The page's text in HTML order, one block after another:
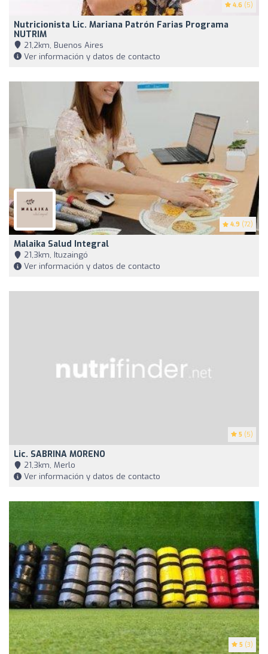
4.6 (5)
Nutricionista Lic. Mariana Patrón Farias Programa
NUTRIM
21,2km, Buenos Aires
Ver información y datos de contacto
4.9 (72)
Malaika Salud Integral
21,3km, Ituzaingó
Ver información y datos de contacto
5 (5)
Lic. SABRINA MORENO
21,3km, Merlo
Ver información y datos de contacto
5 (3)